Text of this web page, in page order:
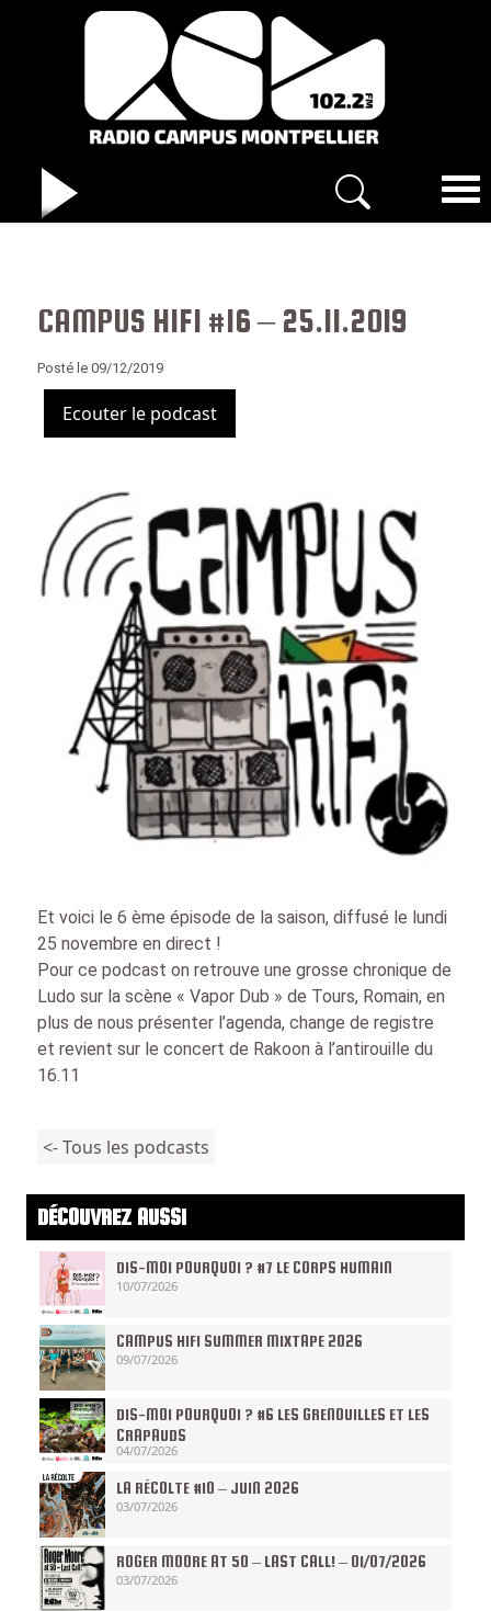
CAMPUS HIFI #16 – 25.11.2019
Posté le 09/12/2019
Ecouter le podcast
Et voici le 6 ème épisode de la saison, diffusé le lundi
25 novembre en direct !
Pour ce podcast on retrouve une grosse chronique de
Ludo sur la scène « Vapor Dub » de Tours, Romain, en
plus de nous présenter l’agenda, change de registre
et revient sur le concert de Rakoon à l’antirouille du
16.11
<- Tous les podcasts
DÉCOUVREZ AUSSI
DIS-MOI POURQUOI ? #7 LE CORPS HUMAIN
10/07/2026
CAMPUS HIFI SUMMER MIXTAPE 2026
09/07/2026
DIS-MOI POURQUOI ? #6 LES GRENOUILLES ET LES
CRAPAUDS
04/07/2026
LA RÉCOLTE #10 – JUIN 2026
03/07/2026
ROGER MOORE AT 50 – LAST CALL! – 01/07/2026
03/07/2026